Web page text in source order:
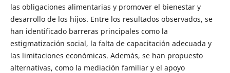
las obligaciones alimentarias y promover el bienestar y
desarrollo de los hijos. Entre los resultados observados, se
han identificado barreras principales como la
estigmatización social, la falta de capacitación adecuada y
las limitaciones económicas. Además, se han propuesto
alternativas, como la mediación familiar y el apoyo